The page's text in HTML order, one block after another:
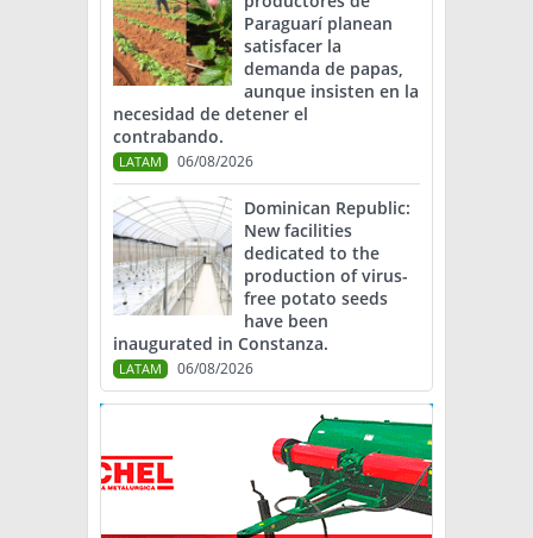
Paraguarí planean
satisfacer la
demanda de papas,
aunque insisten en la
necesidad de detener el
contrabando.
LATAM 06/08/2026
Dominican Republic:
New facilities
dedicated to the
production of virus-
free potato seeds
have been
inaugurated in Constanza.
LATAM 06/08/2026